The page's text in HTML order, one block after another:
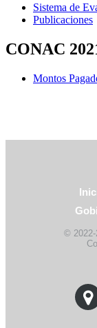
Sistema de
Publicaciones
CONAC
Montos
© 2022-